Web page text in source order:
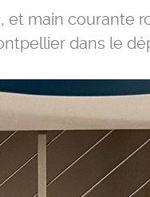
et main courante
dans le